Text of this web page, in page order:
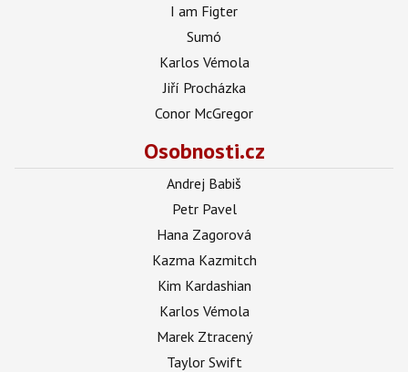
I am Figter
Sumó
Karlos Vémola
Jiří Procházka
Conor McGregor
Osobnosti.cz
Andrej Babiš
Petr Pavel
Hana Zagorová
Kazma Kazmitch
Kim Kardashian
Karlos Vémola
Marek Ztracený
Taylor Swift